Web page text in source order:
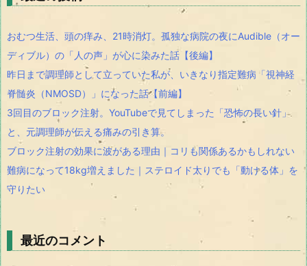
おむつ生活、頭の痒み、21時消灯。孤独な病院の夜にAudible（オー
ディブル）の「人の声」が心に染みた話【後編】
昨日まで調理師として立っていた私が、いきなり指定難病「視神経
脊髄炎（NMOSD）」になった話【前編】
3回目のブロック注射。YouTubeで見てしまった「恐怖の長い針」
と、元調理師が伝える痛みの引き算。
ブロック注射の効果に波がある理由｜コリも関係あるかもしれない
難病になって18kg増えました｜ステロイド太りでも「動ける体」を
守りたい
最近のコメント